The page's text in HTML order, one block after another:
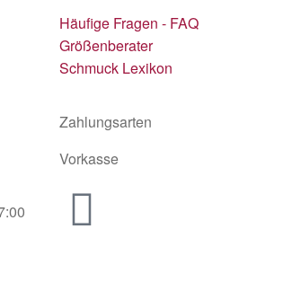
Häufige Fragen - FAQ
Größenberater
Schmuck Lexikon
Zahlungsarten
Vorkasse